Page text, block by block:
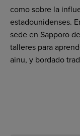
como sobre la
estadounidenses.
sede en Sapporo
talleres para
ainu, y bordado